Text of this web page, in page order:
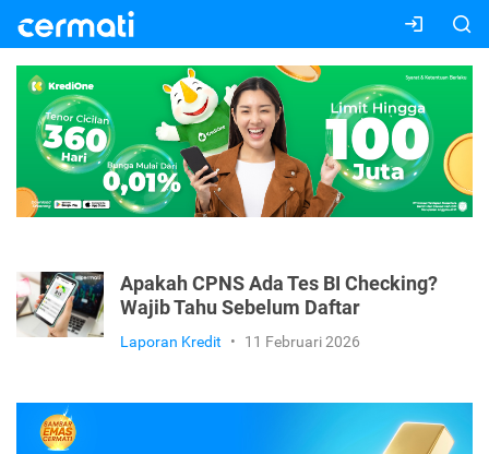
Apakah CPNS Ada Tes BI Checking?
Wajib Tahu Sebelum Daftar
Laporan Kredit • 11 Februari 2026